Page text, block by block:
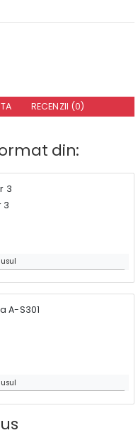
RECENZII (0)
din:
3
3
A-S301